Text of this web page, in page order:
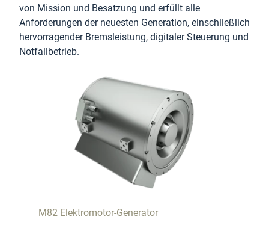
von Mission und Besatzung und erfüllt alle
Anforderungen der neuesten Generation, einschließlich
hervorragender Bremsleistung, digitaler Steuerung und
Notfallbetrieb.
M82 Elektromotor-Generator